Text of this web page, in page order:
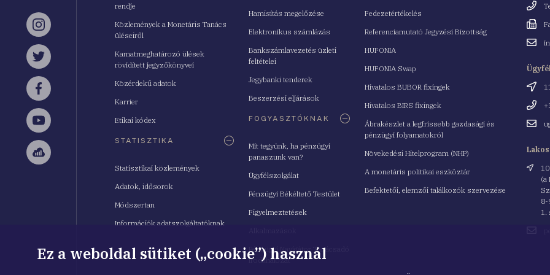
Instagram
Twitter
Facebook
YouTube
Sellsy
rendje
Közlemények a Monetáris Tanács
üléseiről
Kamatmeghatározó ülések
rövidített jegyzőkönyvei
Közérdekű adatok
Karrier
Etikai kódex
STATISZTIKA
Statisztikai közlemények
Adatok, idősorok
Módszertan
Információk adatszolgáltatóknak
Hamisítás megelőzése
Elektronikus számlázás
Bankszámlavezetés üzleti
feltételei
Jegybanki tenderek
Beszerzési eljárások
FOGYASZTÓKNAK
Mit tegyünk, ha pénzügyi
panaszunk van?
Ügyfélszolgálat
Pénzügyi Békéltető Testület
Figyelmeztetések
Pénzügyi Navigátor Tanácsadó
Irodahálózat
Fedezetértékelés
Referenciamutató Jegyzési Bizottság
HUFONIA
HUFONIA Swap
Hivatalos BUBOR fixingek
Hivatalos BIRS fixingek
Ábrakészlet a legfrissebb gazdasági és
pénzügyi folyamatokról
Növekedési Hitelprogram (NHP)
A monetáris politikai eszköztár
Befektetői, elemzői találkozók szervezése
Fax
Email
Cím
Email
Cím
(a
8-
1.
Ez a weboldal sütiket („cookie”) használ